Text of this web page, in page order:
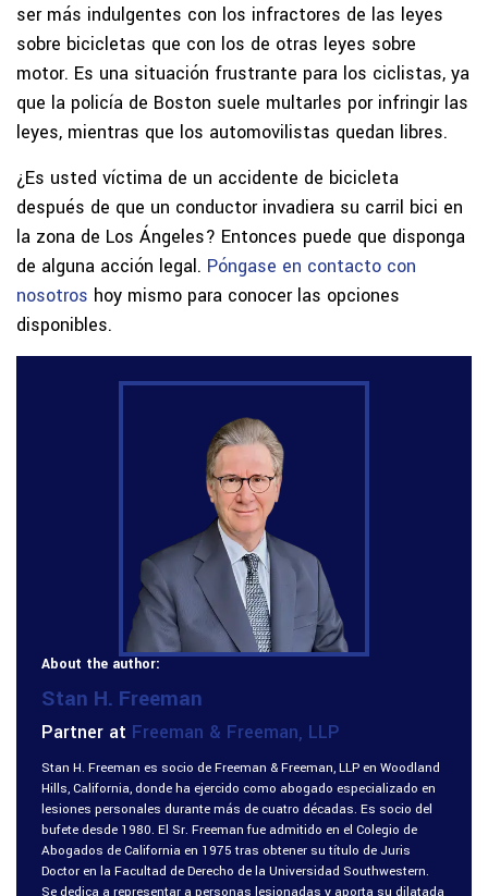
ser más indulgentes con los infractores de las leyes
sobre bicicletas que con los de otras leyes sobre
motor. Es una situación frustrante para los ciclistas, ya
que la policía de Boston suele multarles por infringir las
leyes, mientras que los automovilistas quedan libres.
¿Es usted víctima de un accidente de bicicleta
después de que un conductor invadiera su carril bici en
la zona de Los Ángeles? Entonces puede que disponga
de alguna acción legal. Póngase en contacto con
nosotros hoy mismo para conocer las opciones
disponibles.
About the author:
Stan H. Freeman
Partner at Freeman & Freeman, LLP
Stan H. Freeman es socio de Freeman & Freeman, LLP en Woodland
Hills, California, donde ha ejercido como abogado especializado en
lesiones personales durante más de cuatro décadas. Es socio del
bufete desde 1980. El Sr. Freeman fue admitido en el Colegio de
Abogados de California en 1975 tras obtener su título de Juris
Doctor en la Facultad de Derecho de la Universidad Southwestern.
Se dedica a representar a personas lesionadas y aporta su dilatada